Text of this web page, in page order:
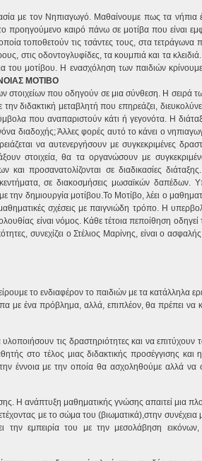
με τον Νηπιαγωγό. Μαθαίνουμε πως τα νήπια
καιρό πάνω σε μοτίβα που είναι
τοποθετούν τις τσάντες τους, στα τετράγωνα
στις οδοντογλυφίδες, τα κουμπιά και τα
του μοτίβου. Η ενασχόληση των παιδιών
ΜΟΤΙΒΟ
που οδηγούν σε μια σύνθεση. Η σειρά
διδακτική μεταβλητή που επηρεάζει,
που αναπαριστούν κάτι ή γεγονότα. Η
διαδοχής; Άλλες φορές αυτό το κάνει ο
να αυτενεργήσουν με συγκεκριμένες
στοιχεία, θα τα οργανώσουν με
και προσανατολίζονται σε διαδικασίες
σε διακοσμήσεις μωσαϊκών δαπέδων.
την δημιουργία μοτίβου.To Moτίβο, λέει ο
σχέσεις με παιγνιώδη τρόπο. Η
είναι νόμος. Κάθε τέτοια πεποίθηση οδηγεί
συνεχίζει ο Στέλιος Μαρίνης, είναι ο
το ενδιαφέρον το παιδιών με τα κατάλληλα
με ένα πρόβλημα, αλλά, επιπλέον, θα πρέπει να
τις δραστηριότητες και να επιτύχουν
στο τέλος μιας διδακτικής προσέγγισης και
έννοια με την οποία θα ασχοληθούμε αλλά να
Η ανάπτυξη μαθηματικής γνώσης απαιτεί μια
με το σώμα του (βιωματικά),στην συνέχεια
την εμπειρία του με την μεσολάβηση